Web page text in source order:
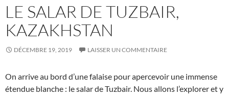
LE SALAR DE TUZBAIR,
KAZAKHSTAN
DÉCEMBRE 19, 2019 LAISSER UN COMMENTAIRE
On arrive au bord d’une falaise pour apercevoir une immense
étendue blanche : le salar de Tuzbair. Nous allons l’explorer et y